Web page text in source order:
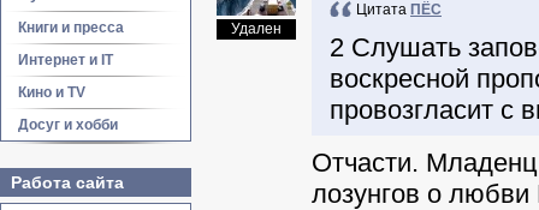
Книги и пресса
Интернет и IT
Кино и TV
Досуг и хобби
Работа сайта
Удален
Цитата ПЁС
2 Слушать
воскресной
провозгласит с
Отчасти.
лозунгов о